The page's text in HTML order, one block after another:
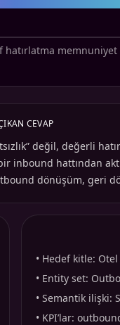
memnuniyet
CEVAP
değil, değerli
hattından
dönüşüm, geri
• Hedef kitle:
• Entity set:
• Semantik ilişki:
• KPI’lar: